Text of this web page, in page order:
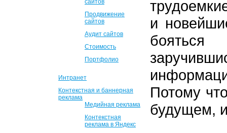
сайтов
Продвижение
сайтов
Аудит сайтов
Стоимость
Портфолио
Интранет
Контекстная и баннерная
реклама
Медийная реклама
Контекстная
реклама в Яндекс
и
бояться
Потому
будущем,